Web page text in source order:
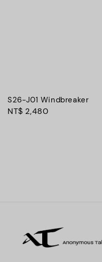
S26-J01 Windbreaker
Regular
NT$ 2,480